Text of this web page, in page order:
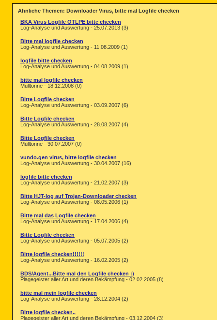
Ähnliche Themen: Downloader Virus, bitte mal Logfile checken
BKA Virus Logfile OTLPE bitte checken
Log-Analyse und Auswertung - 25.07.2013 (3)
Bitte mal logfile checken
Log-Analyse und Auswertung - 11.08.2009 (1)
logfile bitte checken
Log-Analyse und Auswertung - 04.08.2009 (1)
bitte mal logfile checken
Mülltonne - 18.12.2008 (0)
Bitte Logfile checken
Log-Analyse und Auswertung - 03.09.2007 (6)
Bitte Logfile checken
Log-Analyse und Auswertung - 28.08.2007 (4)
Bitte Logfile checken
Mülltonne - 30.07.2007 (0)
vundo.gen virus, bitte logfile checken
Log-Analyse und Auswertung - 30.04.2007 (16)
logfile bitte checken
Log-Analyse und Auswertung - 21.02.2007 (3)
Bitte HJT-log auf Trojan-Downloader checken
Log-Analyse und Auswertung - 08.05.2006 (1)
Bitte mal das Logfile checken
Log-Analyse und Auswertung - 17.04.2006 (4)
Bitte Logfile checken
Log-Analyse und Auswertung - 05.07.2005 (2)
Bitte logfile checken!!!!!!
Log-Analyse und Auswertung - 16.02.2005 (2)
BDS/Agent...Bitte mal den Logfile checken :)
Plagegeister aller Art und deren Bekämpfung - 02.02.2005 (8)
bitte mal mein logfile checken
Log-Analyse und Auswertung - 28.12.2004 (2)
Bitte logfile checken..
Plagegeister aller Art und deren Bekämpfung - 03.12.2004 (3)